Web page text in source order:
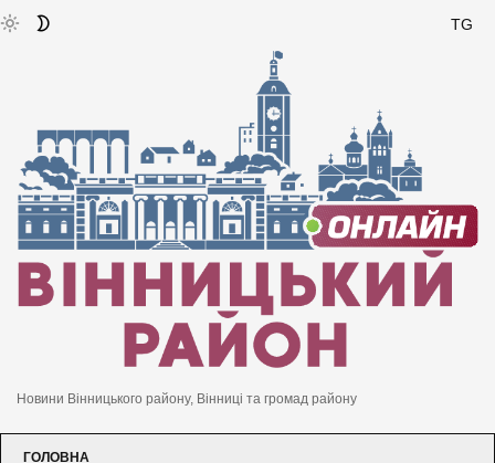
TG
Новини Вінницького району, Вінниці та громад району
ГОЛОВНА